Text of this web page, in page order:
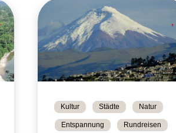
Kultur Städte Natur
Entspannung Rundreisen